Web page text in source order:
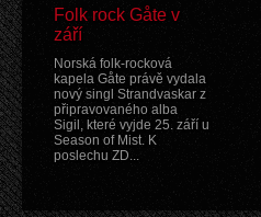
Folk rock Gåte v
září
Norská folk-rocková
kapela Gåte právě vydala
nový singl Strandvaskar z
připravovaného alba
Sigil, které vyjde 25. září u
Season of Mist. K
poslechu ZD...